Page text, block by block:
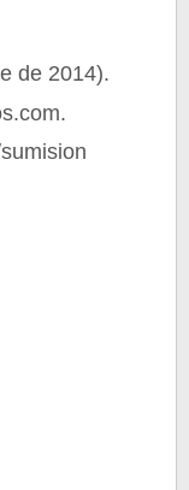
de 2014).